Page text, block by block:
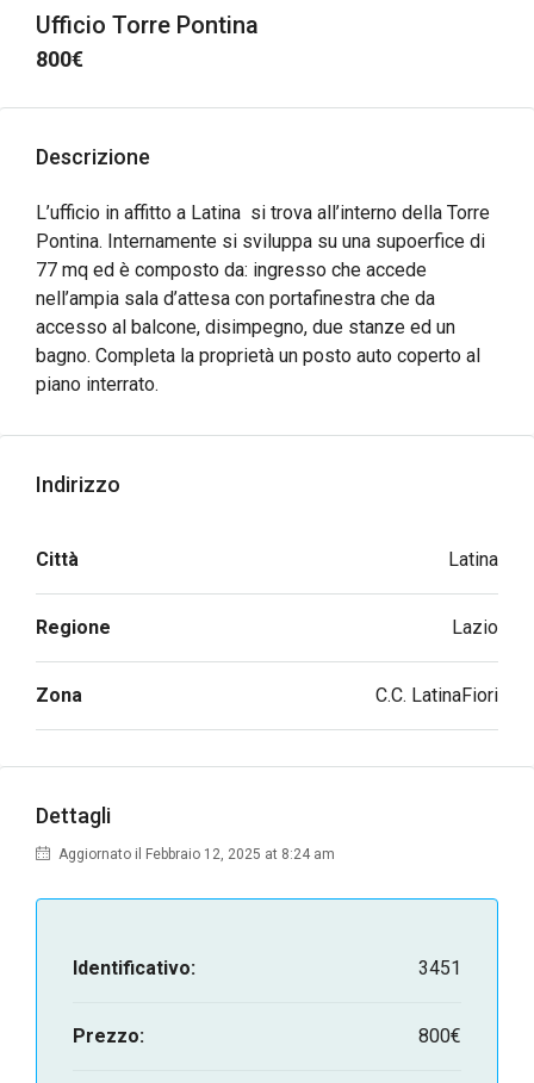
Ufficio Torre Pontina
800€
Descrizione
L’ufficio in affitto a Latina si trova all’interno della Torre
Pontina. Internamente si sviluppa su una supoerfice di
77 mq ed è composto da: ingresso che accede
nell’ampia sala d’attesa con portafinestra che da
accesso al balcone, disimpegno, due stanze ed un
bagno. Completa la proprietà un posto auto coperto al
piano interrato.
Indirizzo
Città Latina
Regione Lazio
Zona C.C. LatinaFiori
Dettagli
Aggiornato il Febbraio 12, 2025 at 8:24 am
Identificativo: 3451
Prezzo: 800€